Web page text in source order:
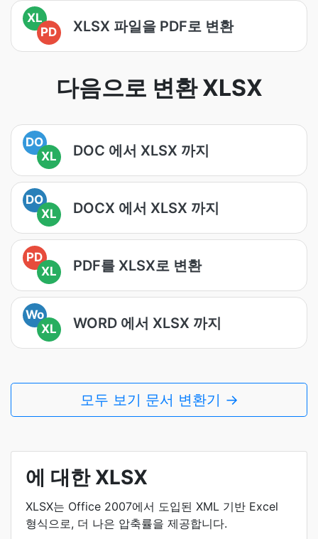
XL
PD
XLSX 파일을 PDF로 변환
다음으로 변환 XLSX
DO
XL
DOC 에서 XLSX 까지
DO
XL
DOCX 에서 XLSX 까지
PD
XL
PDF를 XLSX로 변환
Wo
XL
WORD 에서 XLSX 까지
모두 보기 문서 변환기 →
에 대한 XLSX
XLSX는 Office 2007에서 도입된 XML 기반 Excel
형식으로, 더 나은 압축률을 제공합니다.